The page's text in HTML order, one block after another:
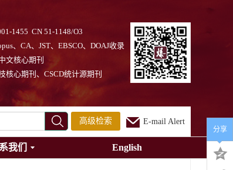
1455 CN 51-1148/O3
、CA、JST、EBSCO、DOAJ收录
文核心期刊
核心期刊、CSCD统计源期刊
高级检索 E-mail Alert
我们 English
分享